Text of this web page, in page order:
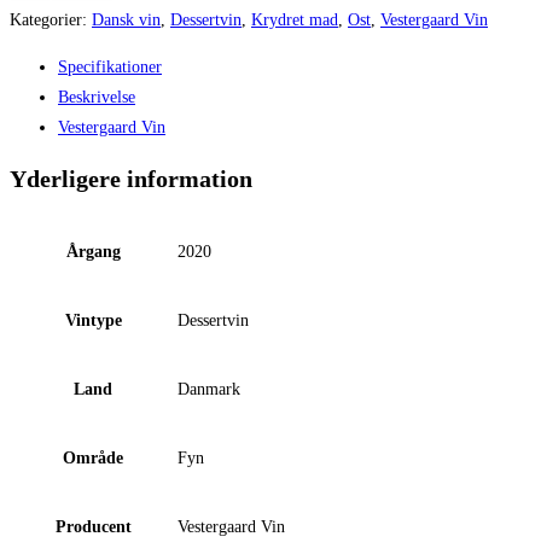
sent
Kategorier: Dansk vin Dessertvin Krydret mad Ost Vestergaard Vin
Specifikationer
Beskrivelse
Vestergaard Vin
Yderligere information
Årgang 2020
Vintype Dessertvin
Land Danmark
Område Fyn
Producent Vestergaard Vin